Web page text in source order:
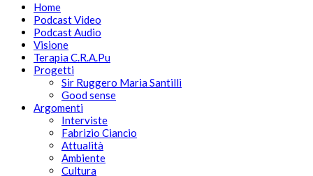
Home
Podcast Video
Podcast Audio
Visione
Terapia C.R.A.Pu
Progetti
Sir Ruggero Maria Santilli
Good sense
Argomenti
Interviste
Fabrizio Ciancio
Attualità
Ambiente
Cultura